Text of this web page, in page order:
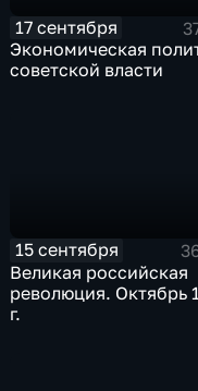
17 сентября
Экономическая
советской власти
15 сентября
Великая российская
революция. Октябрь
г.